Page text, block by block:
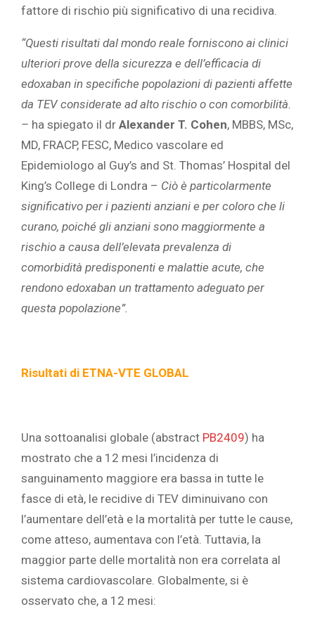
fattore di rischio più significativo di una recidiva.
“Questi risultati dal mondo reale forniscono ai clinici
ulteriori prove della sicurezza e dell’efficacia di
edoxaban in specifiche popolazioni di pazienti affette
da TEV considerate ad alto rischio o con comorbilità.
– ha spiegato il dr Alexander T. Cohen, MBBS, MSc,
MD, FRACP, FESC, Medico vascolare ed
Epidemiologo al Guy’s and St. Thomas’ Hospital del
King’s College di Londra – Ciò è particolarmente
significativo per i pazienti anziani e per coloro che li
curano, poiché gli anziani sono maggiormente a
rischio a causa dell’elevata prevalenza di
comorbidità predisponenti e malattie acute, che
rendono edoxaban un trattamento adeguato per
questa popolazione”.
Risultati di ETNA-VTE GLOBAL
Una sottoanalisi globale (abstract PB2409) ha
mostrato che a 12 mesi l’incidenza di
sanguinamento maggiore era bassa in tutte le
fasce di età, le recidive di TEV diminuivano con
l’aumentare dell’età e la mortalità per tutte le cause,
come atteso, aumentava con l’età. Tuttavia, la
maggior parte delle mortalità non era correlata al
sistema cardiovascolare. Globalmente, si è
osservato che, a 12 mesi: